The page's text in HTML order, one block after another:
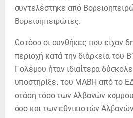
συντελέστηκε από
Βορειοηπειρώτες.
Ωστόσο οι συνθήκες που είχαν
περιοχή κατά την διάρκεια του
Πολέμου ήταν ιδιαίτερα
υποστηρίξει του ΜΑΒΗ από το
στάση τόσο των Αλβανών
όσο και των εθνικιστών